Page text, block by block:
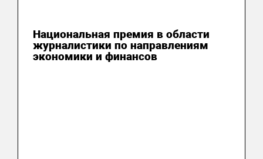
Национальная премия в области
журналистики по направлениям
экономики и финансов